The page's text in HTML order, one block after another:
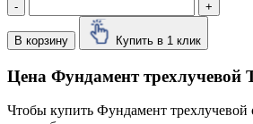
- +
В корзину Купить в 1 клик
Цена Фундамент трехлучевой
Чтобы купить Фундамент